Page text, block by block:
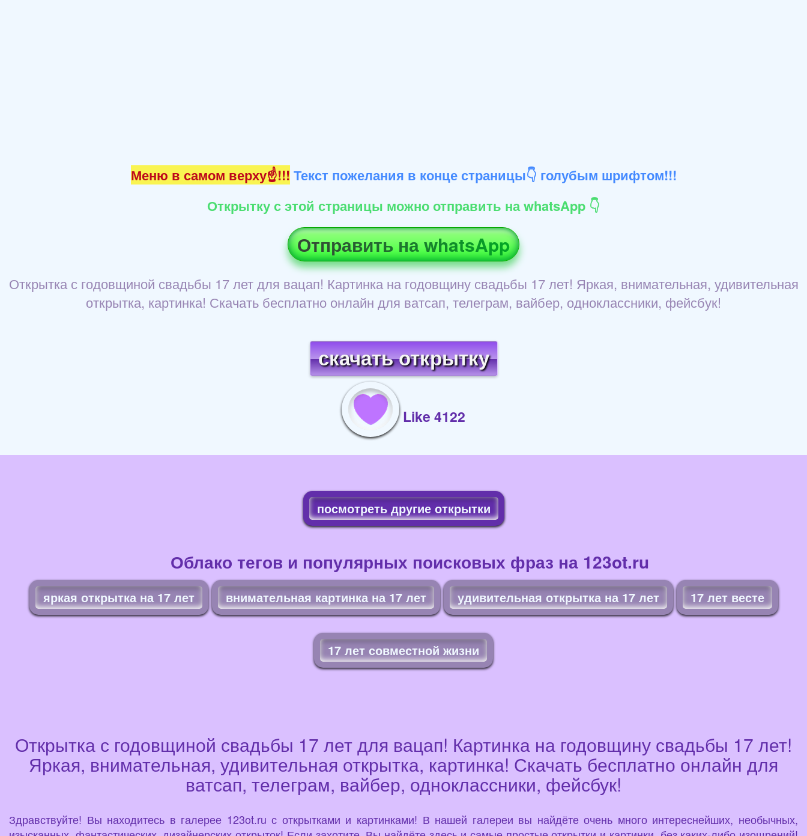
Меню в самом верху☝!!! Текст пожелания в конце страницы👇 голубым шрифтом!!!
Открытку с этой страницы можно отправить на whatsApp 👇
Отправить на whatsApp
Открытка с годовщиной свадьбы 17 лет для вацап! Картинка на годовщину свадьбы 17 лет! Яркая, внимательная, удивительная
открытка, картинка! Скачать бесплатно онлайн для ватсап, телеграм, вайбер, одноклассники, фейсбук!
скачать открытку
Like 4122
посмотреть другие открытки
Облако тегов и популярных поисковых фраз на 123ot.ru
яркая открытка на 17 лет внимательная картинка на 17 лет удивительная открытка на 17 лет 17 лет весте
17 лет совместной жизни
Открытка с годовщиной свадьбы 17 лет для вацап! Картинка на годовщину свадьбы 17 лет!
Яркая, внимательная, удивительная открытка, картинка! Скачать бесплатно онлайн для
ватсап, телеграм, вайбер, одноклассники, фейсбук!
Здравствуйте! Вы находитесь в галерее 123ot.ru с открытками и картинками! В нашей галереи вы найдёте очень много интереснейших, необычных,